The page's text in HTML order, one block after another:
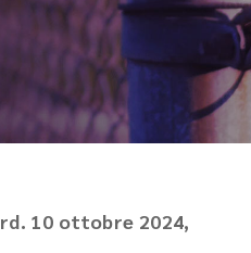
10 ottobre 2024,